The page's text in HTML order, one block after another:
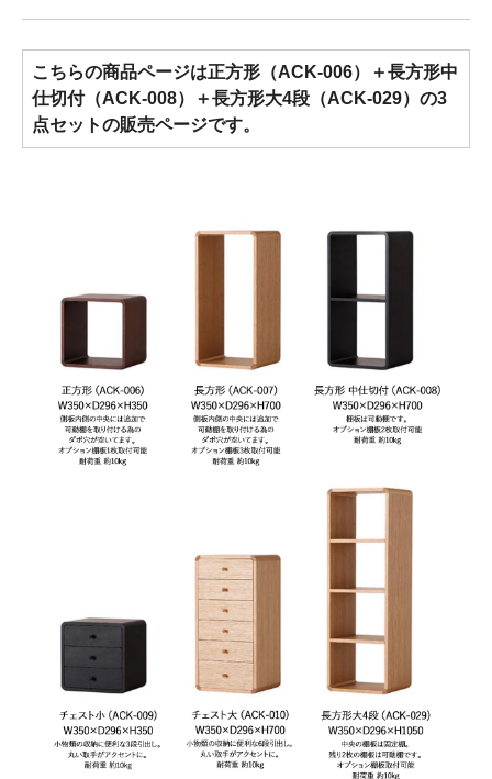
こちらの商品ページは正方形（ACK-006）＋長方形中
仕切付（ACK-008）＋長方形大4段（ACK-029）の3
点セットの販売ページです。